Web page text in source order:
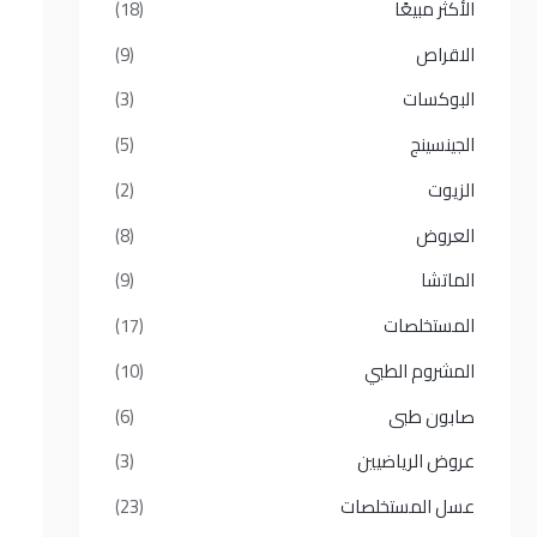
الأكثر مبيعًا​
(18)
الاقراص
(9)
البوكسات
(3)
الجينسينج
(5)
الزيوت
(2)
العروض
(8)
الماتشا
(9)
المستخلصات
(17)
المشروم الطبي
(10)
صابون طبى
(6)
عروض الرياضيين
(3)
عسل المستخلصات
(23)